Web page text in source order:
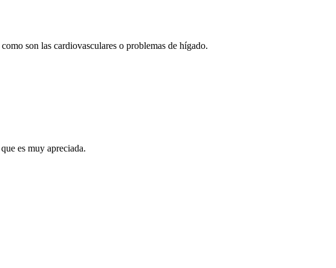
son las cardiovasculares o problemas de hígado.
es muy apreciada.